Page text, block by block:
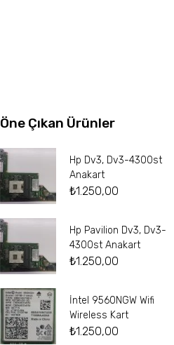
Öne Çıkan Ürünler
Hp Dv3, Dv3-4300st
Anakart
₺1.250,00
Hp Pavilion Dv3, Dv3-
4300st Anakart
₺1.250,00
İntel 9560NGW Wifi
Wireless Kart
₺1.250,00